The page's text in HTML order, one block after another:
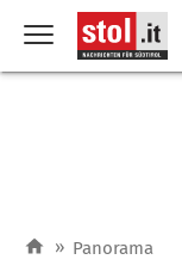
» Panorama